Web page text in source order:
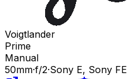
Voigtlander
Prime
Manual
50mm·f/2·Sony E, Sony FE